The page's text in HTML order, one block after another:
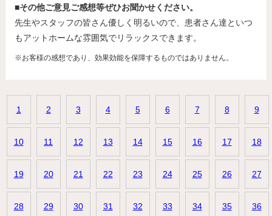
■その他ご意見ご感想等ぜひお聞かせください。
先生やスタッフの皆さん優しく明るいので、患者さん達といつ
もアットホームな雰囲気でリラックスできます。
※お客様の感想であり、効果効能を保障するものではありません。
1 2 3 4 5 6 7 8 9
10 11 12 13 14 15 16 17 18
19 20 21 22 23 24 25 26 27
28 29 30 31 32 33 34 35 36